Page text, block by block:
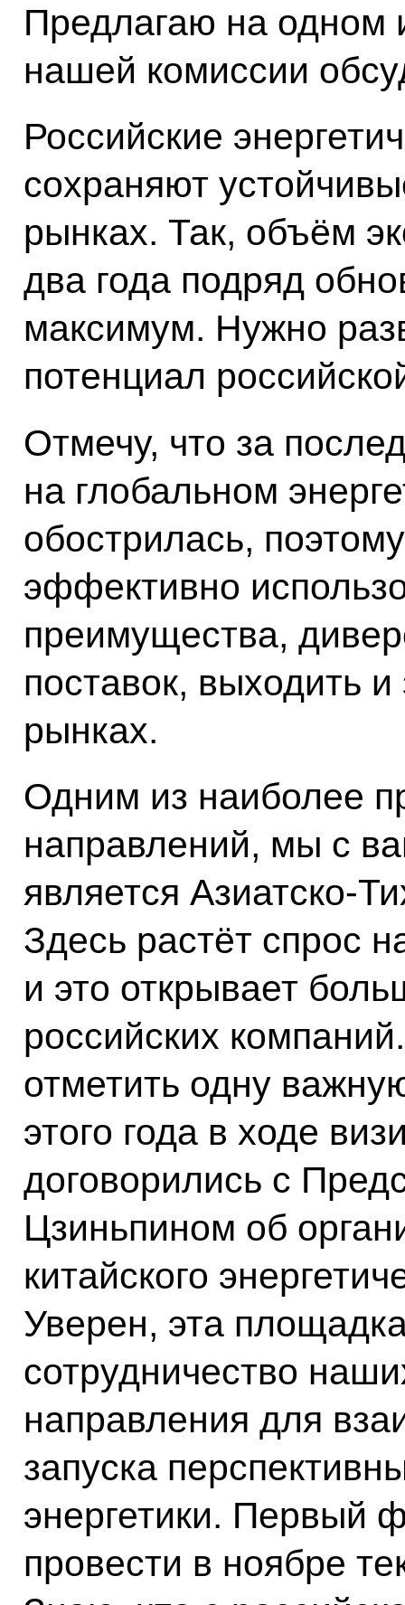
Предлагаю на одном
нашей комиссии
Российские
сохраняют
рынках. Так, объём
два года подряд
максимум. Нужно
потенциал
Отмечу, что за
на глобальном
обострилась,
эффективно
преимущества,
поставок, выходить
рынках.
Одним из наиболее
направлений, мы с
является Азиатско-
Здесь растёт спрос
и это открывает
российских
отметить одну
этого года в ходе
договорились с
Цзиньпином об
китайского
Уверен, эта
сотрудничество
направления для
запуска
энергетики. Первый
провести в ноябре